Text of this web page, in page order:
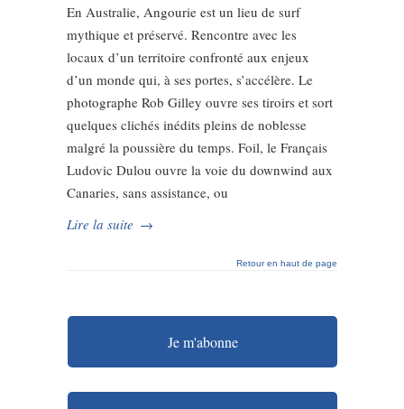
En Australie, Angourie est un lieu de surf
mythique et préservé. Rencontre avec les
locaux d’un territoire confronté aux enjeux
d’un monde qui, à ses portes, s’accélère. Le
photographe Rob Gilley ouvre ses tiroirs et sort
quelques clichés inédits pleins de noblesse
malgré la poussière du temps. Foil, le Français
Ludovic Dulou ouvre la voie du downwind aux
Canaries, sans assistance, ou
Lire la suite →
Retour en haut de page
Je m'abonne